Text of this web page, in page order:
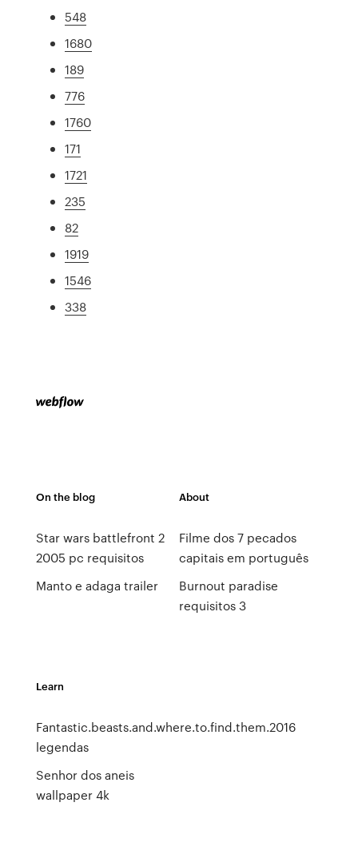
548
1680
189
776
1760
171
1721
235
82
1919
1546
338
On the blog
Star wars battlefront 2
2005 pc requisitos
Manto e adaga trailer
About
Filme dos 7 pecados
capitais em português
Burnout paradise
requisitos 3
Learn
Fantastic.beasts.and.where.to.find.them.2016
legendas
Senhor dos aneis
wallpaper 4k